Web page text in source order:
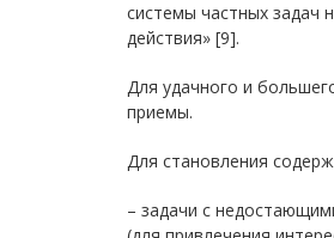
системы частных задач
действия» [9].
Для удачного и
приемы.
Для становления
– задачи с